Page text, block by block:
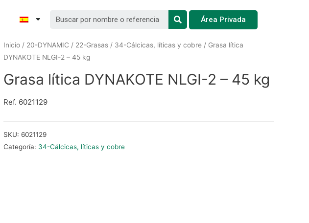
Área Privada
Inicio / 20-DYNAMIC / 22-Grasas / 34-Cálcicas, líticas y cobre / Grasa lítica
DYNAKOTE NLGI-2 – 45 kg
Grasa lítica DYNAKOTE NLGI-2 – 45 kg
Ref. 6021129
SKU: 6021129
Categoría: 34-Cálcicas, líticas y cobre